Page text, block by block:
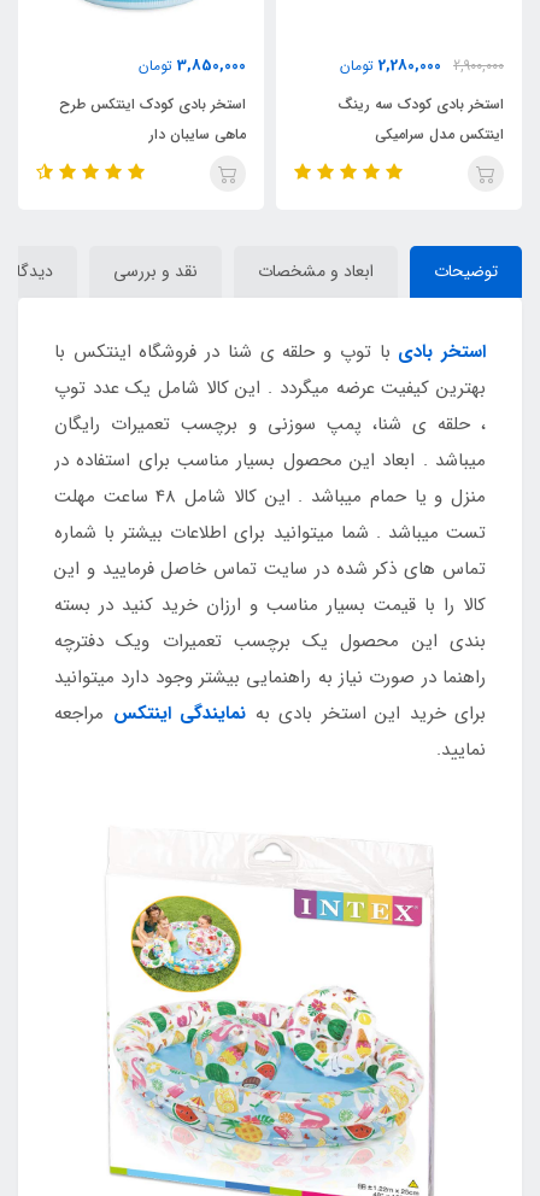
2,900,000
2,280,000 تومان
استخر بادی کودک سه رینگ
اینتکس مدل سرامیکی
3,850,000 تومان
استخر بادی کودک اینتکس طرح
ماهی سایبان دار
توضیحات ابعاد و مشخصات نقد و بررسی
استخر بادی با توپ و حلقه ی شنا در فروشگاه اینتکس با
بهترین کیفیت عرضه میگردد . این کالا شامل یک عدد توپ
، حلقه ی شنا، پمپ سوزنی و برچسب تعمیرات رایگان
میباشد . ابعاد این محصول بسیار مناسب برای استفاده در
منزل و یا حمام میباشد . این کالا شامل 48 ساعت مهلت
تست میباشد . شما میتوانید برای اطلاعات بیشتر با شماره
تماس های ذکر شده در سایت تماس خاصل فرمایید و این
کالا را با قیمت بسیار مناسب و ارزان خرید کنید در بسته
بندی این محصول یک برچسب تعمیرات ویک دفترچه
راهنما در صورت نیاز به راهنمایی بیشتر وجود دارد میتوانید
برای خرید این استخر بادی به نمایندگی اینتکس مراجعه
نمایید.